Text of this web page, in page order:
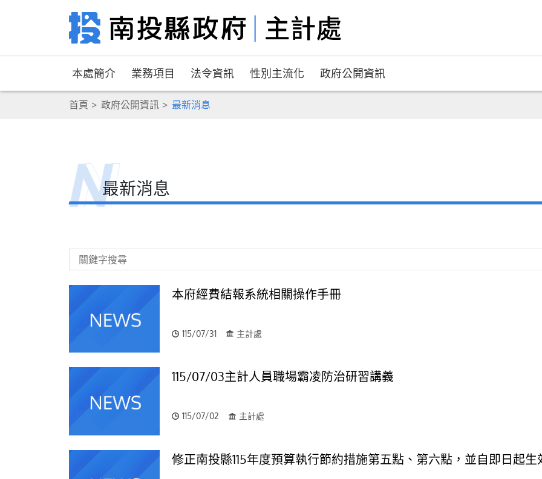
本處簡介 業務項目 法令資訊 性別主流化 政府公開資訊
首頁 政府公開資訊 最新消息
最新消息
本府經費結報系統相關操作手冊
115/07/31 主計處
115/07/03主計人員職場霸凌防治研習講義
115/07/02 主計處
修正南投縣115年度預算執行節約措施第五點、第六點，並自即日起生